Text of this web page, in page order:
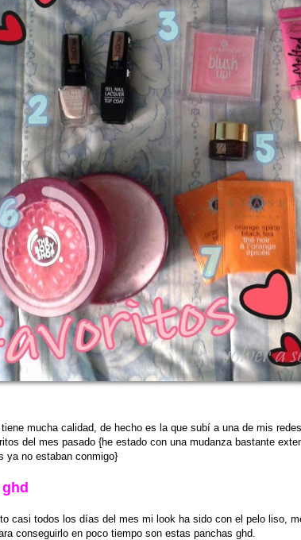
mucha calidad, de hecho es la que subí a una de mis
del mes pasado {he estado con una mudanza bastante
ya no estaban conmigo}
casi todos los días del mes mi look ha sido con el pelo liso,
conseguirlo en poco tiempo son estas panchas ghd.